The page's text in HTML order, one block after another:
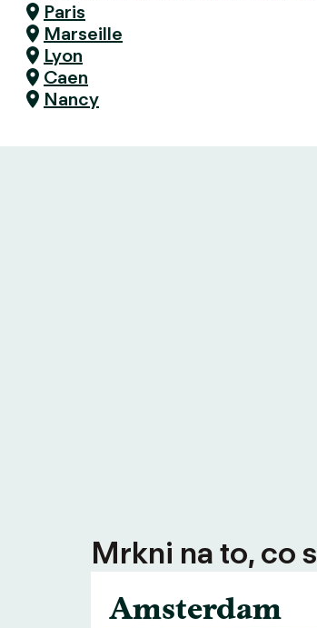
Paris
Marseille
Lyon
Caen
Nancy
Mrkni na to, co
Amsterdam